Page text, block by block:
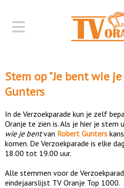
Stem op "Je bent wie
Gunters
In de Verzoekparade kun je zelf
Oranje te zien is. Als je hier je stem
wie je bentvan Robert Gunters
komen. De Verzoekparade is elke
18.00 tot 19.00 uur.
Alle stemmen voor de
eindejaarslijst TV Oranje Top 1000.